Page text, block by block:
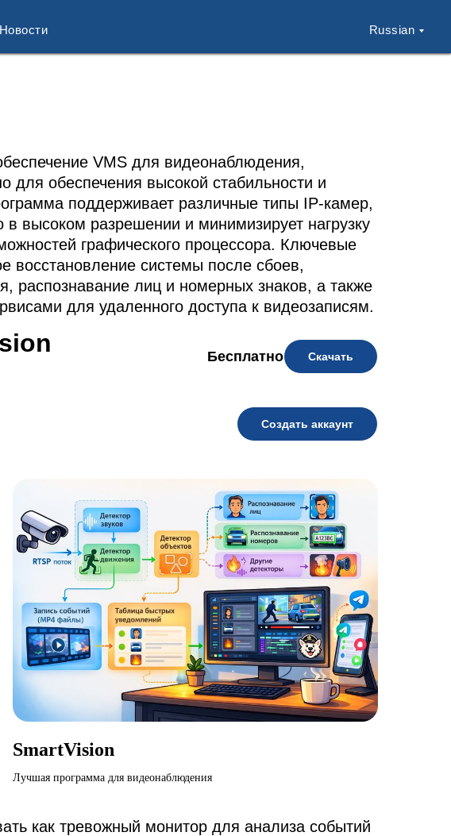
Новости Russian
VMS для видеонаблюдения,
для обеспечения высокой стабильности и
поддерживает различные типы IP-камер,
высоком разрешении и минимизирует нагрузку
графического процессора. Ключевые
восстановление системы после сбоев,
распознавание лиц и номерных знаков, а также
для удаленного доступа к видеозаписям.
Бесплатно Скачать
Создать аккаунт
SmartVision
Лучшая программа для видеонаблюдения
как тревожный монитор для анализа событий